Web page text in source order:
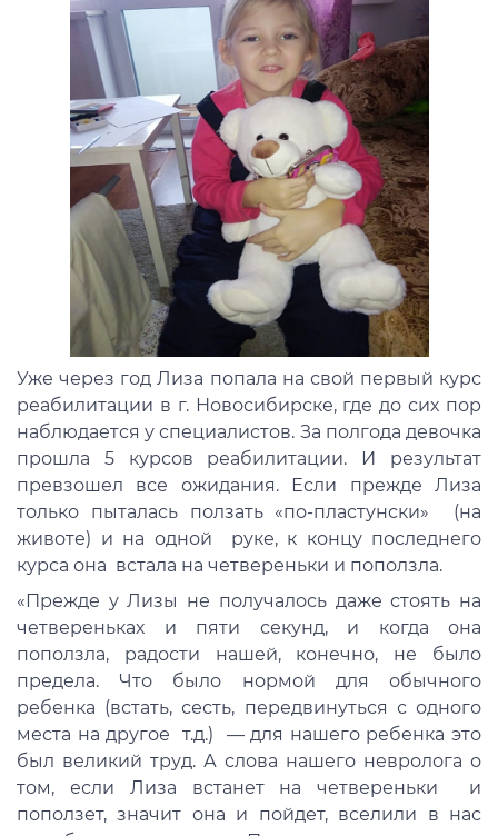
Уже через год Лиза попала на свой первый курс
реабилитации в г. Новосибирске, где до сих пор
наблюдается у специалистов. За полгода девочка
прошла 5 курсов реабилитации. И результат
превзошел все ожидания. Если прежде Лиза
только пыталась ползать «по-пластунски» (на
животе) и на одной руке, к концу последнего
курса она встала на четвереньки и поползла.
«Прежде у Лизы не получалось даже стоять на
четвереньках и пяти секунд, и когда она
поползла, радости нашей, конечно, не было
предела. Что было нормой для обычного
ребенка (встать, сесть, передвинуться с одного
места на другое т.д.) — для нашего ребенка это
был великий труд. А слова нашего невролога о
том, если Лиза встанет на четвереньки и
поползет, значит она и пойдет, вселили в нас